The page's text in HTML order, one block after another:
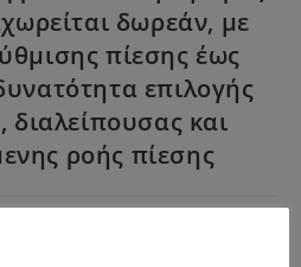
δωρεάν, με
πίεσης έως
επιλογής
διαλείπουσας και
ροής πίεσης